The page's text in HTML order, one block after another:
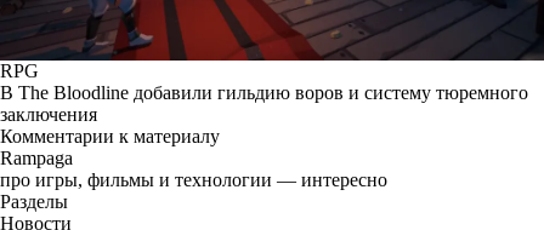
RPG
В The Bloodline добавили гильдию воров и систему тюремного
заключения
Комментарии к материалу
Rampaga
про игры, фильмы и технологии — интересно
Разделы
Новости